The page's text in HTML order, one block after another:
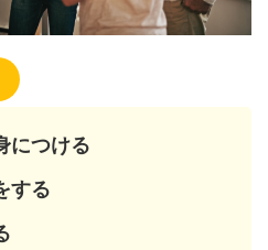
につける
する